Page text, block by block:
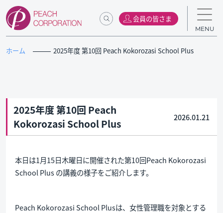
会員の皆さま
MENU
ホーム 2025年度 第10回 Peach Kokorozasi School Plus
2025年度 第10回 Peach
Kokorozasi School Plus
2026.01.21
本日は1月15日木曜日に開催された第10回Peach Kokorozasi
School Plus の講義の様子をご紹介します。
Peach Kokorozasi School Plusは、女性管理職を対象とする